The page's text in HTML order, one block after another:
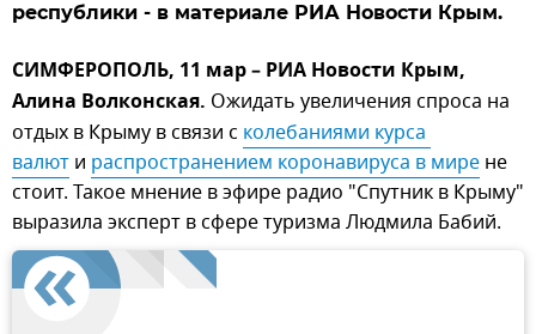
республики - в материале РИА Новости Крым.
СИМФЕРОПОЛЬ, 11 мар – РИА Новости Крым,
Алина Волконская. Ожидать увеличения спроса на
отдых в Крыму в связи с колебаниями курса
валют и распространением коронавируса в мире не
стоит. Такое мнение в эфире радио "Спутник в Крыму"
выразила эксперт в сфере туризма Людмила Бабий.